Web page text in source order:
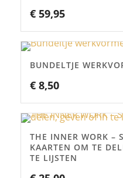
€ 59,95
BUNDELTJE
€ 8,50
THE INNER WORK –
KAARTEN OM TE
TE LIJSTEN